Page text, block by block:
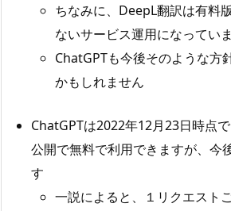
ちなみに、DeepL翻訳は有料
ないサービス運用になってい
ChatGPTも今後そのような方
かもしれません
ChatGPTは2022年12月23日時点
公開で無料で利用できますが、今
す
一説によると、１リクエスト